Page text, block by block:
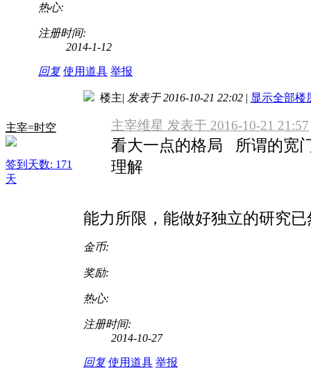
热心:
注册时间:
2014-1-12
回复 使用道具 举报
主宰=时空
签到天数: 171
天
楼主| 发表于 2016-10-21 22:02 | 显示全部楼
主宰维星 发表于 2016-10-21 21:57
看大一点的格局 所谓的宽
理解
能力所限，能做好独立的研究
金币:
奖励:
热心:
注册时间:
2014-10-27
回复 使用道具 举报